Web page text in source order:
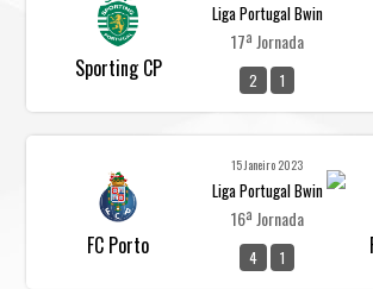
Sporting CP
Liga Portugal Bwin
17ª Jornada
2 1
FC Porto
15 Janeiro 2023
Liga Portugal Bwin
16ª Jornada
4 1